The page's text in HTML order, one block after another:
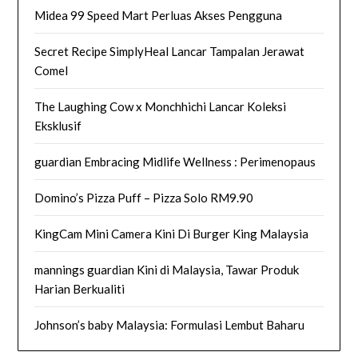
Midea 99 Speed Mart Perluas Akses Pengguna
Secret Recipe SimplyHeal Lancar Tampalan Jerawat
Comel
The Laughing Cow x Monchhichi Lancar Koleksi
Eksklusif
guardian Embracing Midlife Wellness : Perimenopaus
Domino’s Pizza Puff – Pizza Solo RM9.90
KingCam Mini Camera Kini Di Burger King Malaysia
mannings guardian Kini di Malaysia, Tawar Produk
Harian Berkualiti
Johnson’s baby Malaysia: Formulasi Lembut Baharu